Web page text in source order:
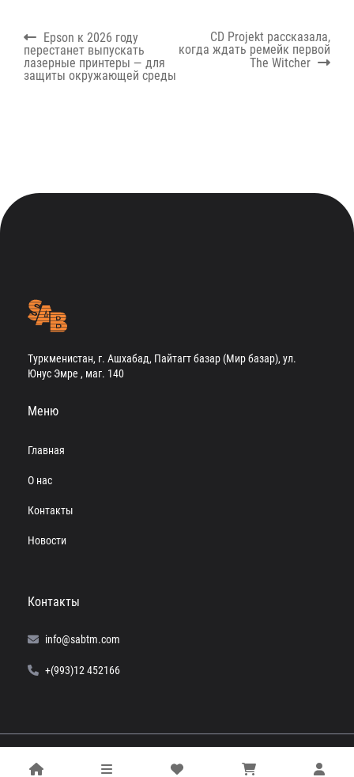
Навигация
по
записям
Previous
post:
Epson к 2026 году
перестанет выпускать
лазерные принтеры — для
защиты окружающей среды
Next
post:
CD Projekt рассказала,
когда ждать ремейк первой
The Witcher
Туркменистан, г. Ашхабад, Пайтагт базар (Мир базар), ул.
Юнус Эмре , маг. 140
Меню
Главная
О нас
Контакты
Новости
Контакты
info@sabtm.com
+(993)12 452166
Powered by
Computer+